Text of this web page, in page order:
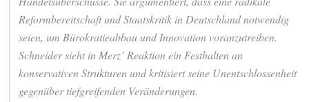
Reformbereitschaft und Staatskritik in Deutschland notwendig
seien, um Bürokratieabbau und Innovation voranzutreiben.
Schneider sieht in Merz’ Reaktion ein Festhalten an
konservativen Strukturen und kritisiert seine Unentschlossenheit
gegenüber tiefgreifenden Veränderungen.